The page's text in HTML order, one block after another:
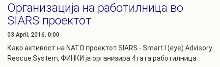
Организација на работилница во
SIARS проектот
03 April, 2016, 0:00
Како активост на NATO проектот SIARS - Smart I (eye) Advisory
Rescue System, ФИНКИ ја организира 4тата работилница.